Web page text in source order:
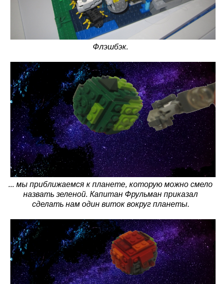
Флэшбэк.
... мы приближаемся к планете, которую можно смело
назвать зеленой. Капитан Фрульман приказал
сделать нам один виток вокруг планеты.